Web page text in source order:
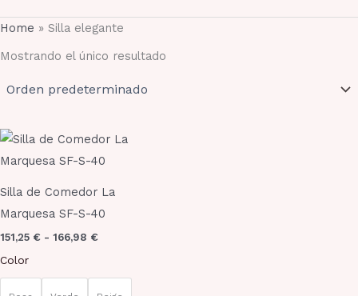
Home » Silla elegante
Mostrando el único resultado
Silla de Comedor La
Marquesa SF-S-40
151,25 € - 166,98 €
Rango
precios:
151,25 €
166,98 €
Color